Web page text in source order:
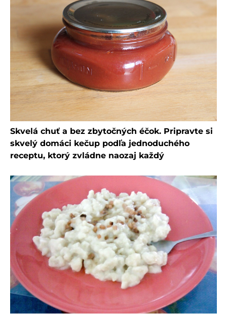
Skvelá chuť a bez zbytočných éčok. Pripravte si
skvelý domáci kečup podľa jednoduchého
receptu, ktorý zvládne naozaj každý